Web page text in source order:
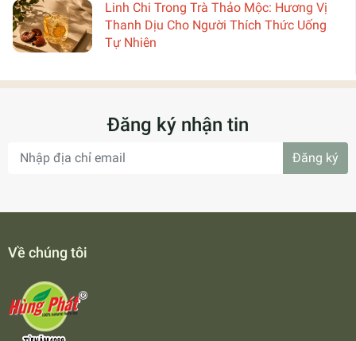
Linh Chi Trong Trà Thảo Mộc: Hương Vị
Thanh Dịu Cho Người Thích Thức Uống
Tự Nhiên
Đăng ký nhận tin
Đăng ký
Về chúng tôi